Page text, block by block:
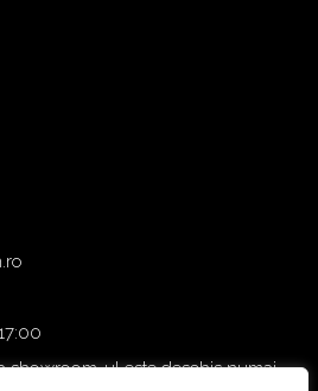
showroom-ul este deschis numai